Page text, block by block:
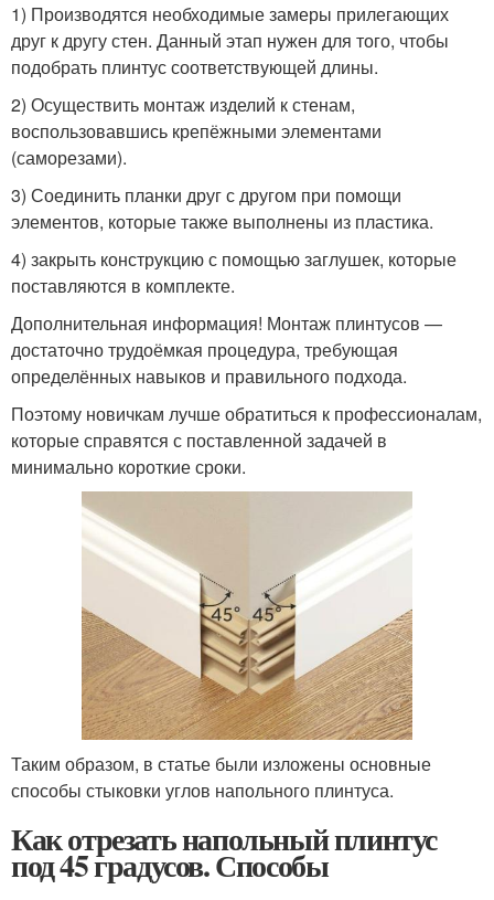
1) Производятся необходимые замеры прилегающих
друг к другу стен. Данный этап нужен для того, чтобы
подобрать плинтус соответствующей длины.
2) Осуществить монтаж изделий к стенам,
воспользовавшись крепёжными элементами
(саморезами).
3) Соединить планки друг с другом при помощи
элементов, которые также выполнены из пластика.
4) закрыть конструкцию с помощью заглушек, которые
поставляются в комплекте.
Дополнительная информация! Монтаж плинтусов —
достаточно трудоёмкая процедура, требующая
определённых навыков и правильного подхода.
Поэтому новичкам лучше обратиться к профессионалам,
которые справятся с поставленной задачей в
минимально короткие сроки.
Таким образом, в статье были изложены основные
способы стыковки углов напольного плинтуса.
Как отрезать напольный плинтус
под 45 градусов. Способы